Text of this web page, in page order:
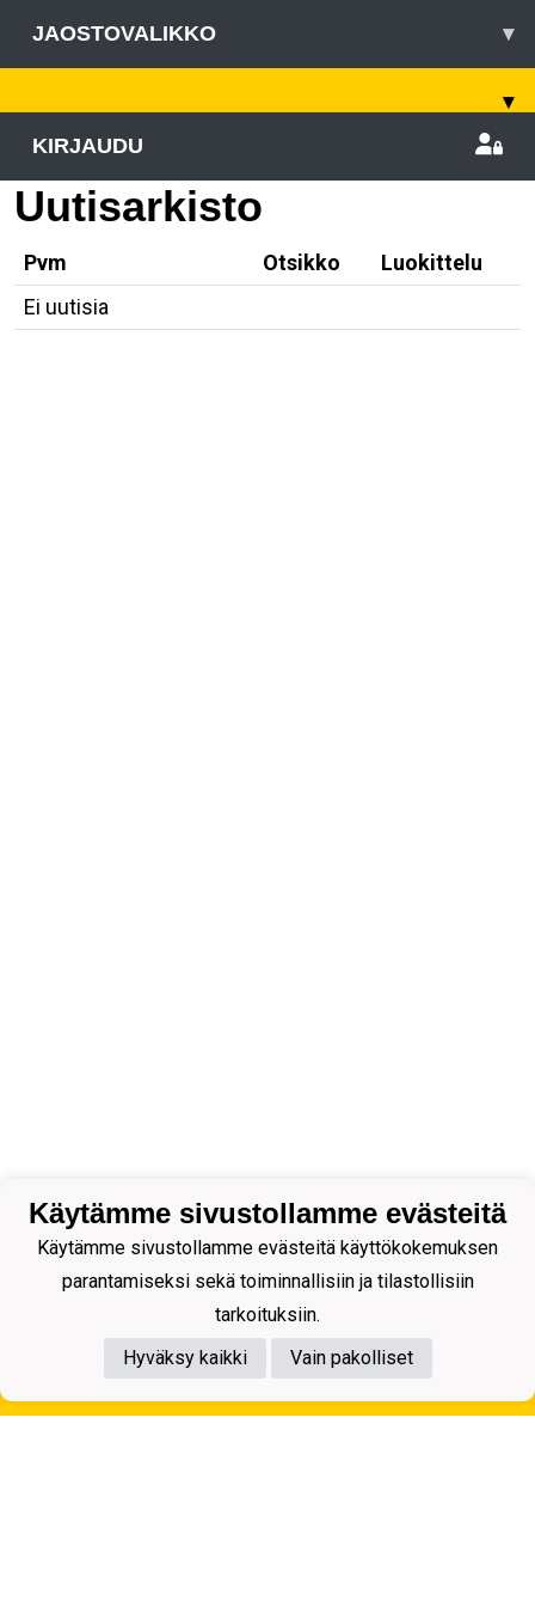
JAOSTOVALIKKO ▾
▾
KIRJAUDU
Uutisarkisto
Pvm Otsikko
Luokittelu
Ei uutisia
Tietosuojaseloste
Käytämme sivustollamme evästeitä
Käytämme sivustollamme evästeitä käyttökokemuksen
parantamiseksi sekä toiminnallisiin ja tilastollisiin
tarkoituksiin.
Hyväksy kaikki
Vain pakolliset